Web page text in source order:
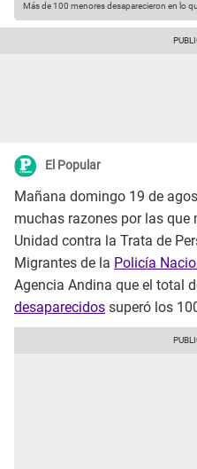
Más de 100 menores desaparecieron en lo
El Popular
Mañana domingo 19 de
muchas razones por las que
Unidad contra la Trata de
Migrantes de la Policía
Agencia Andina que el total
desaparecidos superó los